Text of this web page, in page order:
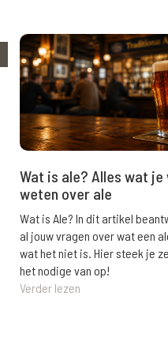
Wat is ale? Alles wat je
weten over ale
Wat is Ale? In dit artikel
al jouw vragen over wat een
wat het niet is. Hier steek je
het nodige van op!
Verder lezen